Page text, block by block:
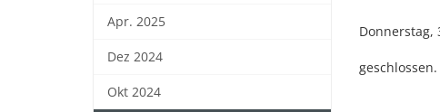
Apr. 2025
Dez 2024
Okt 2024
Donnerstag,
geschlossen.